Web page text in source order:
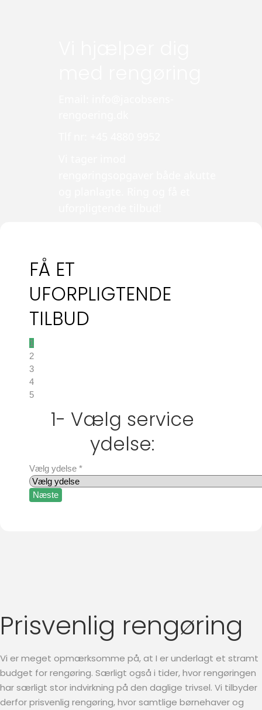
FÅ ET
UFORPLIGTENDE
TILBUD
1
2
3
4
5
1- Vælg service
ydelse:
Vælg ydelse *
Næste
Prisvenlig rengøring
Vi er meget opmærksomme på, at I er underlagt et stramt
budget for rengøring. Særligt også i tider, hvor rengøringen
har særligt stor indvirkning på den daglige trivsel. Vi tilbyder
derfor prisvenlig rengøring, hvor samtlige børnehaver og